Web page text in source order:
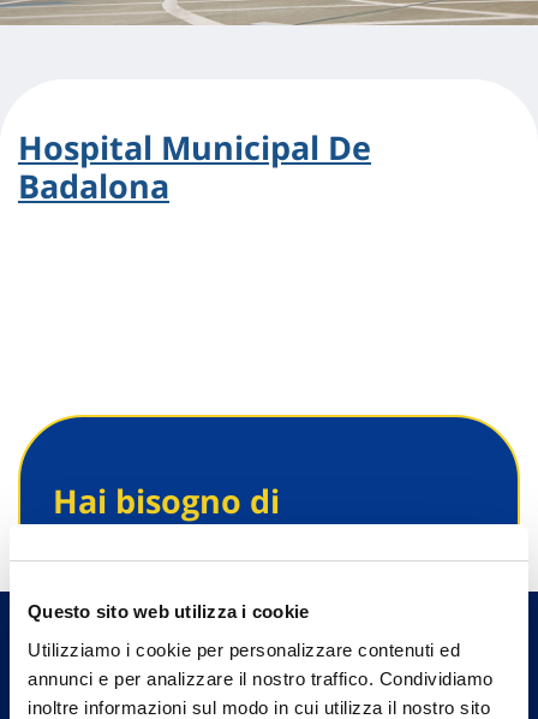
Questo sito web utilizza i cookie
Utilizziamo i cookie per personalizzare contenuti ed
annunci e per analizzare il nostro traffico. Condividiamo
inoltre informazioni sul modo in cui utilizza il nostro sito
Hospital Municipal De
Badalona
Hai bisogno di
informazioni?
un nostro Agente.
Contattaci